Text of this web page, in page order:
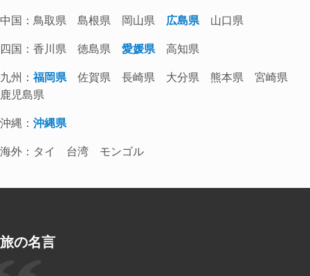
中国：鳥取県 島根県 岡山県 広島県山口県
四国：香川県 徳島県愛媛県高知県
九州：福岡県佐賀県 長崎県 大分県 熊本県 宮崎県
鹿児島県
沖縄：沖縄県
海外：タイ 台湾 モンゴル
旅の名言